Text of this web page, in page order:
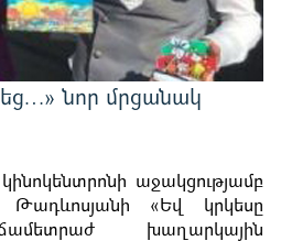
նոր մրցանակ
աջակցությամբ
«Եվ կրկեսը
խաղարկային